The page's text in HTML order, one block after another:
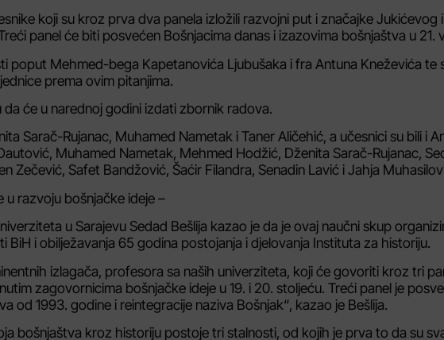
koji su kroz prva dva panela izložili razvojni put i značajke Jukićevog
panel će biti posvećen Bošnjacima danas i izazovima bošnjaštva u 21.
poput Mehmed-bega Kapetanovića Ljubušaka i fra Antuna Kneževića te
prema ovim pitanjima.
će u narednoj godini izdati zbornik radova.
Sarač-Rujanac, Muhamed Nametak i Taner Aličehić, a učesnici su bili i
Muhamed Nametak, Mehmed Hodžić, Dženita Sarač-Rujanac,
Zečević, Safet Bandžović, Šaćir Filandra, Senadin Lavić i Jahja
u razvoju bošnjačke ideje –
u Sarajevu Sedad Bešlija kazao je da je ovaj naučni skup
BiH i obilježavanja 65 godina postojanja i djelovanja Instituta za historiju.
izlagača, profesora sa naših univerziteta, koji će govoriti kroz tri
zagovornicima bošnjačke ideje u 19. i 20. stoljeću. Treći panel je
od 1993. godine i reintegracije naziva Bošnjak“, kazao je Bešlija.
bošnjaštva kroz historiju postoje tri stalnosti, od kojih je prva to da su